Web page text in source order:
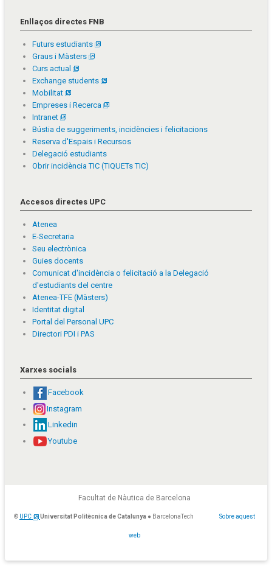
Enllaços directes FNB
Futurs estudiants
Graus i Màsters
Curs actual
Exchange students
Mobilitat
Empreses i Recerca
Intranet
Bústia de suggeriments, incidències i felicitacions
Reserva d'Espais i Recursos
Delegació estudiants
Obrir incidència TIC (TIQUETs TIC)
Accesos directes UPC
Atenea
E-Secretaria
Seu electrònica
Guies docents
Comunicat d'incidència o felicitació a la Delegació
d'estudiants del centre
Atenea-TFE (Màsters)
Identitat digital
Portal del Personal UPC
Directori PDI i PAS
Xarxes socials
Facebook
Instagram
Linkedin
Youtube
Facultat de Nàutica de Barcelona
© UPC Universitat Politècnica de Catalunya ● BarcelonaTech Sobre aquest
web